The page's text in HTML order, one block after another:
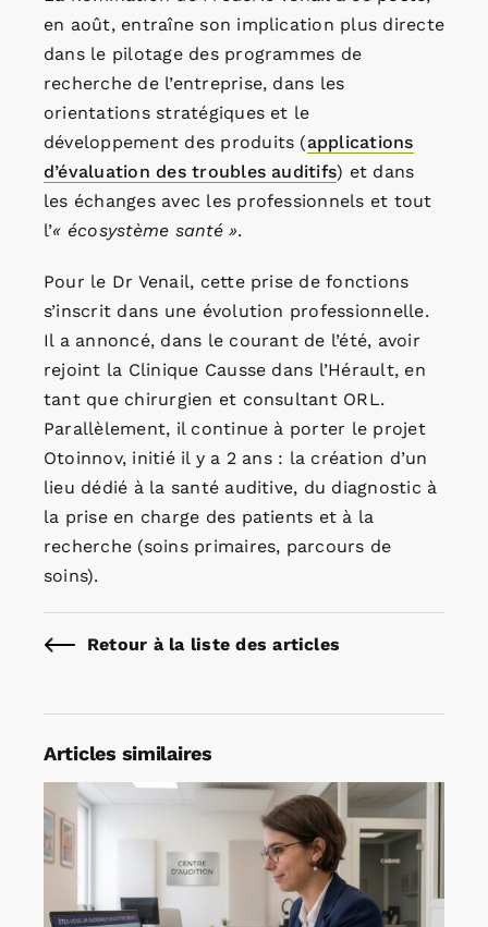
en août, entraîne son implication plus directe
dans le pilotage des programmes de
recherche de l’entreprise, dans les
orientations stratégiques et le
développement des produits (applications
d’évaluation des troubles auditifs) et dans
les échanges avec les professionnels et tout
l’« écosystème santé ».
Pour le Dr Venail, cette prise de fonctions
s’inscrit dans une évolution professionnelle.
Il a annoncé, dans le courant de l’été, avoir
rejoint la Clinique Causse dans l’Hérault, en
tant que chirurgien et consultant ORL.
Parallèlement, il continue à porter le projet
Otoinnov, initié il y a 2 ans : la création d’un
lieu dédié à la santé auditive, du diagnostic à
la prise en charge des patients et à la
recherche (soins primaires, parcours de
soins).
Retour à la liste des articles
Articles similaires